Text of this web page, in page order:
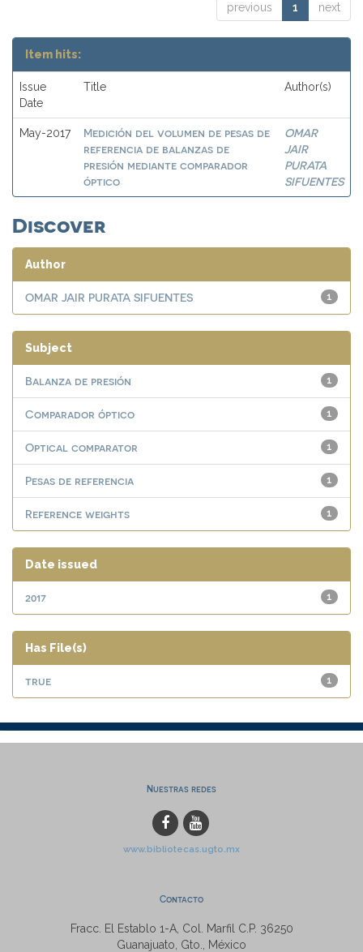
previous 1 next
Item hits:
Issue
Date
Title Author(s)
May-2017
Medición del volumen de pesas de
referencia de balanzas de
presión mediante comparador
óptico
OMAR
JAIR
PURATA
SIFUENTES
Discover
Author
1
OMAR JAIR PURATA SIFUENTES
Subject
1
Balanza de presión
1
Comparador óptico
1
Optical comparator
1
Pesas de referencia
1
Reference weights
Date issued
1
2017
Has File(s)
1
true
Nuestras redes
www.bibliotecas.ugto.mx
Contacto
Fracc. El Establo 1-A, Col. Marfil C.P. 36250
Guanajuato, Gto., México